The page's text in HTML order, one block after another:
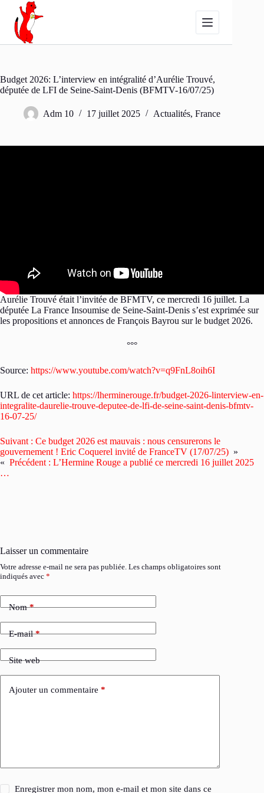
Passer
contenu
Budget 2026: L’interview en intégralité d’Aurélie Trouvé,
députée de LFI de Seine-Saint-Denis (BFMTV-16/07/25)
Adm 10 17 juillet 2025 Actualités, France
Aurélie Trouvé était l’invitée de BFMTV, ce mercredi 16 juillet. La
députée La France Insoumise de Seine-Saint-Denis s’est exprimée sur
les propositions et annonces de François Bayrou sur le budget 2026.
°°°
Source: https://www.youtube.com/watch?v=q9FnL8oih6I
URL de cet article: https://lherminerouge.fr/budget-2026-linterview-en-
integralite-daurelie-trouve-deputee-de-lfi-de-seine-saint-denis-bfmtv-
16-07-25/
Suivant : Ce budget 2026 est mauvais : nous censurerons le
gouvernement ! Eric Coquerel invité de FranceTV (17/07/25) »
« Précédent : L’Hermine Rouge a publié ce mercredi 16 juillet 2025
…
Laisser un commentaire
Votre adresse e-mail ne sera pas publiée. Les champs obligatoires sont
indiqués avec *
Nom*
E-mail*
Site web
Ajouter un commentaire *
Enregistrer mon nom, mon e-mail et mon site dans ce